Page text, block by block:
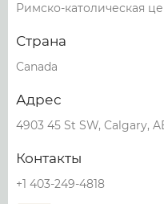
Римско-католическая
Страна
Canada
Адрес
4903 45 St SW, Calgary,
Контакты
+1 403-249-4818